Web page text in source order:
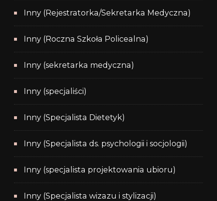
Inny (Rejestratorka/Sekretarka Medyczna)
Inny (Roczna Szkoła Policealna)
Inny (sekretarka medyczna)
Inny (specjaliści)
Inny (Specjalista Dietetyk)
Inny (Specjalista ds. psychologii i socjologii)
Inny (specjalista projektowania ubioru)
Inny (Specjalista wizazu i stylizacji)